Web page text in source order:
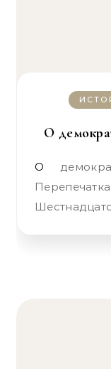
О
О демократии Владимир Познер